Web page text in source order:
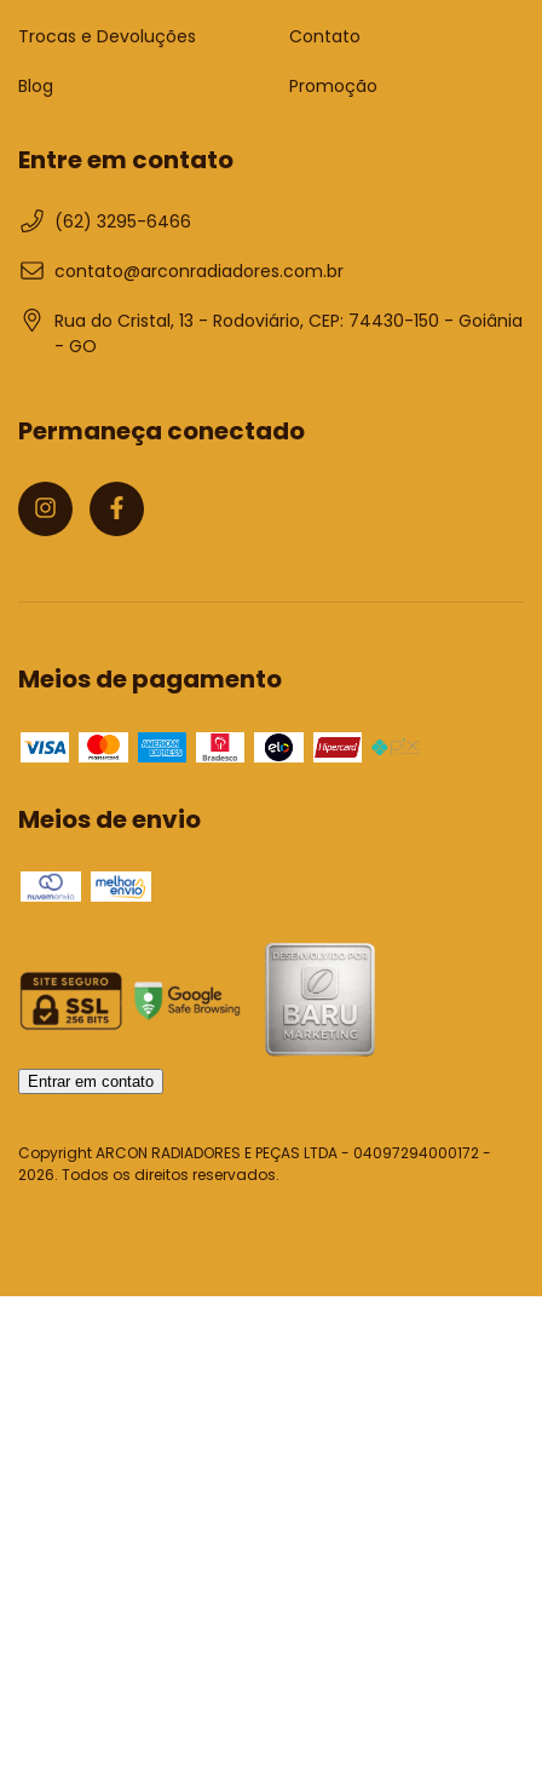
Trocas e Devoluções
Blog
Contato
Promoção
Entre em contato
(62) 3295-6466
contato@arconradiadores.com.br
Rua do Cristal, 13 - Rodoviário, CEP: 74430-150 - Goiânia
- GO
Permaneça conectado
Meios de pagamento
Meios de envio
Entrar em contato
Copyright ARCON RADIADORES E PEÇAS LTDA - 04097294000172 -
2026. Todos os direitos reservados.